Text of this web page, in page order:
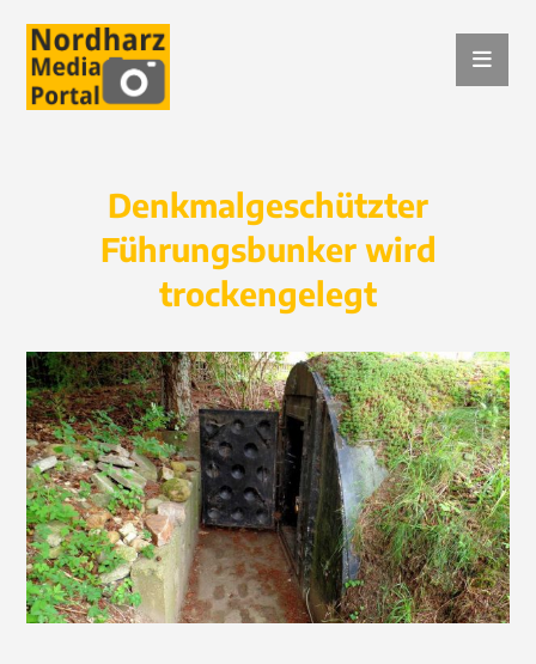
Denkmalgeschützter
Führungsbunker wird
trockengelegt